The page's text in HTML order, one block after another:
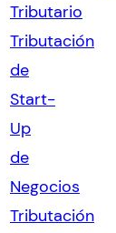
Tributario
Tributación
de
Start-
Up
de
Negocios
Tributación